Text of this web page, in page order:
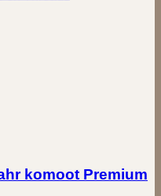
komoot Premium